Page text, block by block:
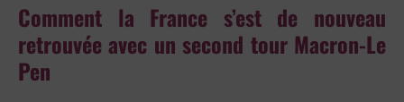
Comment la France s’est de nouveau
retrouvée avec un second tour Macron-Le
Pen